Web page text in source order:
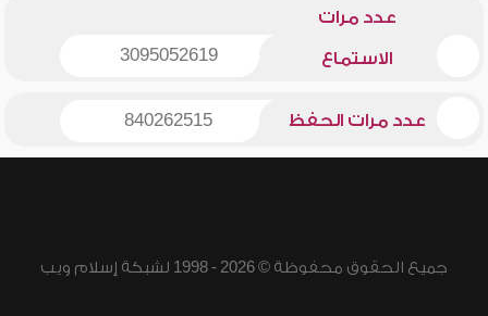
عدد مرات
الاستماع 3095052619
عدد مرات الحفظ 840262515
جميع الحقوق محفوظة © 2026 - 1998 لشبكة إسلام ويب